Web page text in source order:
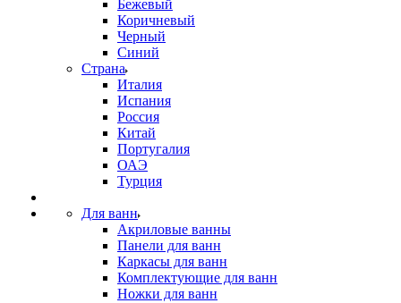
Бежевый
Коричневый
Черный
Синий
Страна
Италия
Испания
Россия
Китай
Португалия
ОАЭ
Турция
Для ванн
Акриловые ванны
Панели для ванн
Каркасы для ванн
Комплектующие для ванн
Ножки для ванн